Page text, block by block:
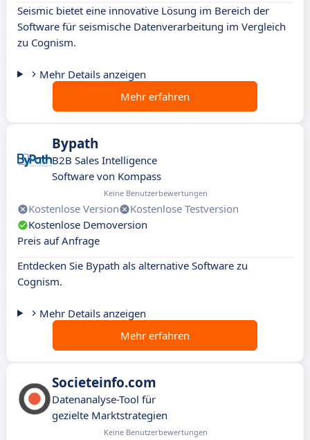
Seismic bietet eine innovative Lösung im Bereich der
Software für seismische Datenverarbeitung im Vergleich
zu Cognism.
Mehr Details anzeigen
Mehr erfahren
Bypath
B2B Sales Intelligence
Software von Kompass
Keine Benutzerbewertungen
Kostenlose Version
Kostenlose Testversion
Kostenlose Demoversion
Preis auf Anfrage
Entdecken Sie Bypath als alternative Software zu
Cognism.
Mehr Details anzeigen
Mehr erfahren
Societeinfo.com
Datenanalyse-Tool für
gezielte Marktstrategien
Keine Benutzerbewertungen